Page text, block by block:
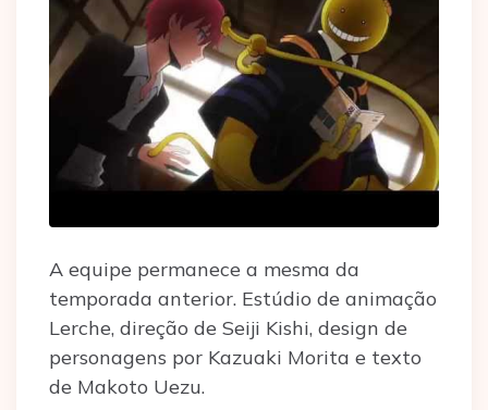
A equipe permanece a mesma da
temporada anterior. Estúdio de animação
Lerche, direção de Seiji Kishi, design de
personagens por Kazuaki Morita e texto
de Makoto Uezu.